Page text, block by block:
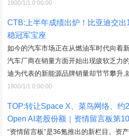
1900/1/1 0:00:00
CTB:上半年成绩出炉！比亚迪交
稳冠军宝座
如今的汽车市场正在从燃油车时代向着
汽车厂商在销量方面开始出现疲软乏力
迪为代表的新能源品牌销量却节节攀升,
1900/1/1 0:00:00
TOP:转让Space X、菜鸟网络、约
Open AI老股份额｜资情留言板第
“资情留言板”是36氪推出的新栏目。资